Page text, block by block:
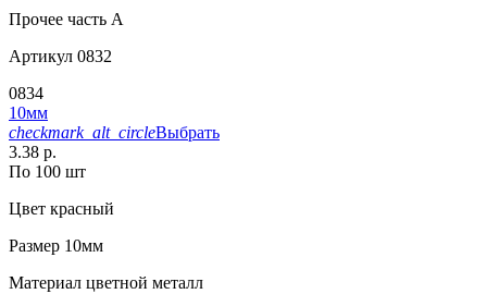
Прочее часть A
Артикул 0832
0834
10мм
checkmark_alt_circleВыбрать
3.38 р.
По 100 шт
Цвет красный
Размер 10мм
Материал цветной металл